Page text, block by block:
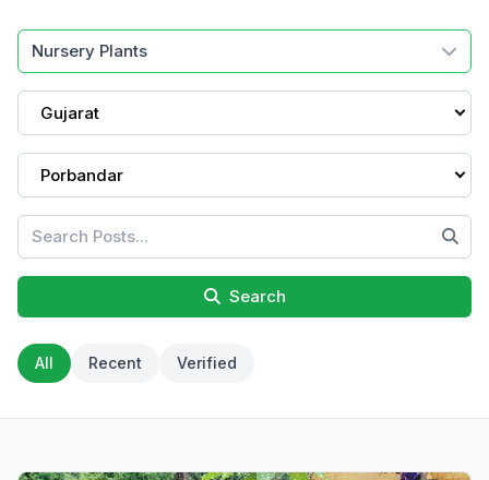
Nursery Plants
Gujarat
Porbandar
Search
All Recent Verified